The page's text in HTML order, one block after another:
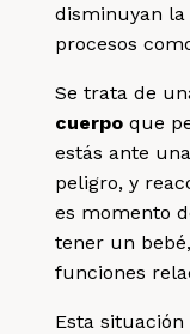
disminuyan
procesos
Se trata de
cuerpo que
estás ante
peligro, y
es momento
tener un
funciones
Esta